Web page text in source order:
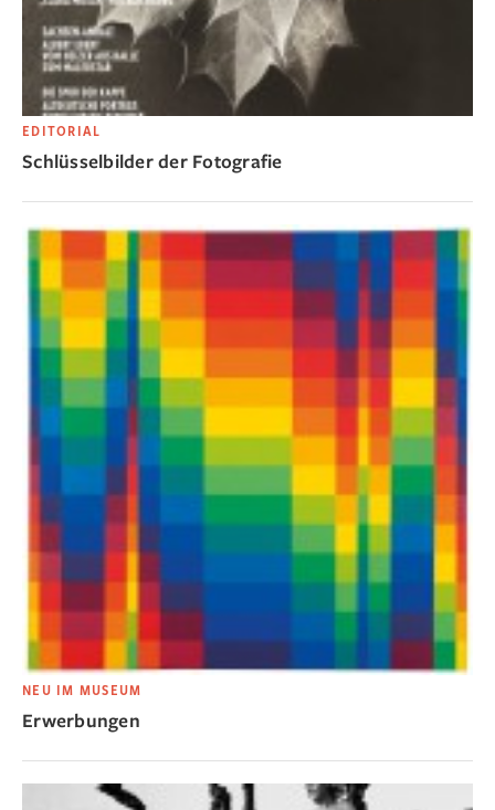
EDITORIAL
Schlüsselbilder der Fotografie
NEU IM MUSEUM
Erwerbungen